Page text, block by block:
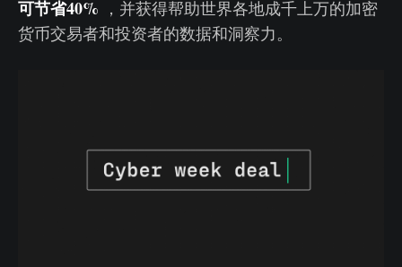
可节省40% ，并获得帮助世界各地成千上万的加密
货币交易者和投资者的数据和洞察力。